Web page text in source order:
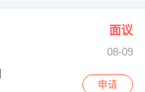
译 ] 招聘信息
销售经理 ] 招聘信息
有限公司 】 强势入驻
面议
08-09
申请